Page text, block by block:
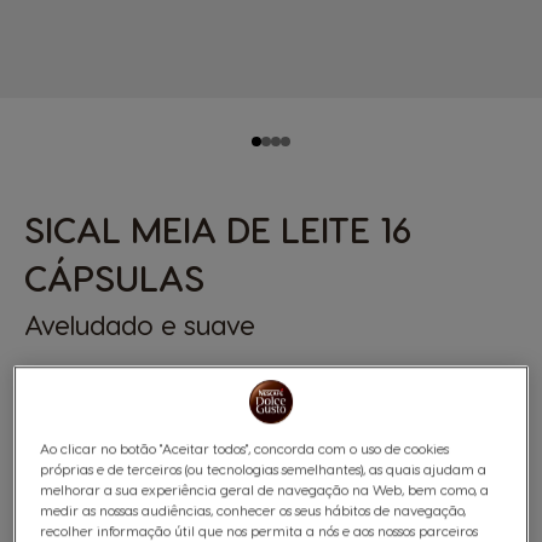
SICAL MEIA DE LEITE 16
CÁPSULAS
Aveludado e suave
(28)
Ícone de cápsula
Descubra NESCAFÉ® Dolce Gusto® SICAL® meia de
leite. A meia de leite perfeita para o seu pequeno-
Ao clicar no botão "Aceitar todos", concorda com o uso de cookies
próprias e de terceiros (ou tecnologias semelhantes), as quais ajudam a
melhorar a sua experiência geral de navegação na Web, bem como, a
medir as nossas audiências, conhecer os seus hábitos de navegação,
recolher informação útil que nos permita a nós e aos nossos parceiros